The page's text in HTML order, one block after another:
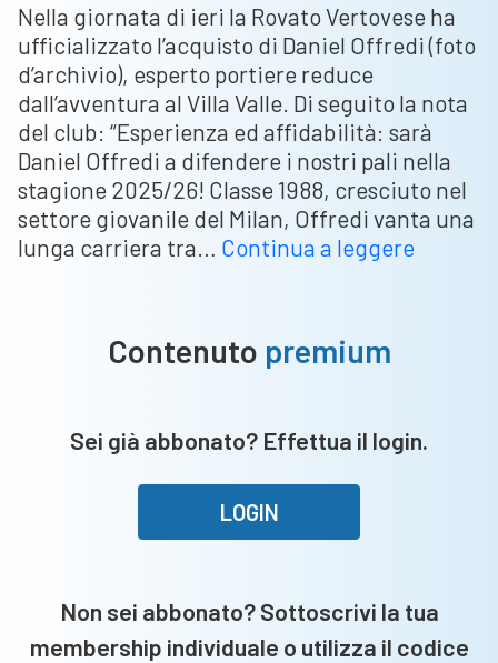
Nella giornata di ieri la Rovato Vertovese ha
ufficializzato l’acquisto di Daniel Offredi (foto
d’archivio), esperto portiere reduce
dall’avventura al Villa Valle. Di seguito la nota
del club: “Esperienza ed affidabilità: sarà
Daniel Offredi a difendere i nostri pali nella
stagione 2025/26! Classe 1988, cresciuto nel
settore giovanile del Milan, Offredi vanta una
lunga carriera tra… Continua a leggereRovato
tra
Contenuto premium
Sei già abbonato? Effettua il login.
LOGIN
Non sei abbonato? Sottoscrivi la tua
membership individuale o utilizza il codice